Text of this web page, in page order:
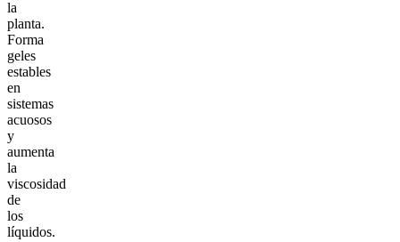
la
planta.
Forma
geles
estables
en
sistemas
acuosos
y
aumenta
la
viscosidad
de
los
líquidos.